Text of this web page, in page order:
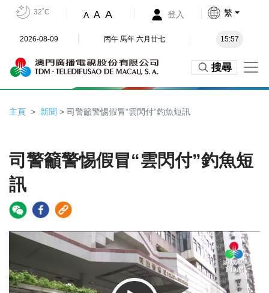
32˚C A A A 登入 繁
2026-08-09 丙午 馬年 六月廿七 15:57
搜尋
主頁 新聞 > 司警籲警惕假冒“雲閃付”釣魚短訊
司警籲警惕假冒“雲閃付”釣魚短
訊
Video